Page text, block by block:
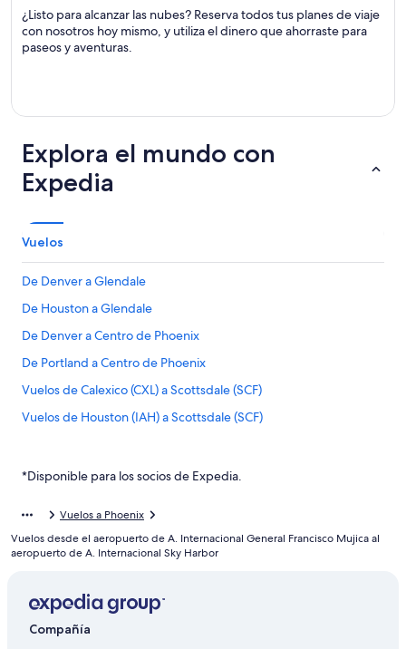
¿Listo para alcanzar las nubes? Reserva todos tus planes de viaje
con nosotros hoy mismo, y utiliza el dinero que ahorraste para
paseos y aventuras.
Explora el mundo con
Expedia
Vuelos
De Denver a Glendale
De Houston a Glendale
De Denver a Centro de Phoenix
De Portland a Centro de Phoenix
Vuelos de Calexico (CXL) a Scottsdale (SCF)
Vuelos de Houston (IAH) a Scottsdale (SCF)
Vuelos de Miami (MIA) a Scottsdale (SCF)
Vuelos de Albuquerque (ABQ) a Mesa (AZA)
Vuelos de Albany (ABY) a Mesa (AZA)
Vuelos de Amarillo (AMA) a Mesa (AZA)
Vuelos de Assab (ASA) a Mesa (AZA)
*Disponible para los socios de Expedia.
Vuelos a Phoenix
Vuelos desde el aeropuerto de A. Internacional General Francisco Mujica al
aeropuerto de A. Internacional Sky Harbor
Compañía